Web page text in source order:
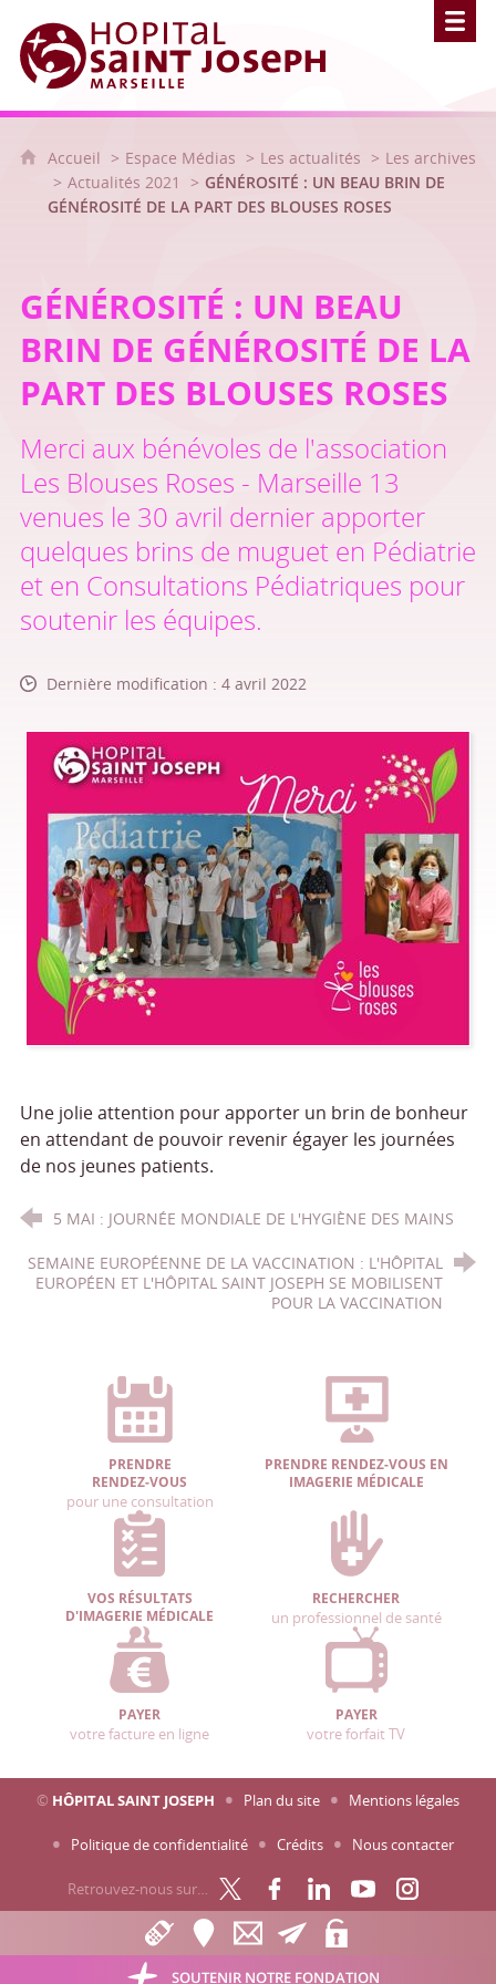
Hôpital Saint Joseph - Marseille
Accueil Espace Médias Les actualités
Les archives
Actualités 2021
GÉNÉROSITÉ : UN BEAU BRIN DE
GÉNÉROSITÉ DE LA PART DES BLOUSES ROSES
GÉNÉROSITÉ : UN BEAU
BRIN DE GÉNÉROSITÉ DE LA
PART DES BLOUSES ROSES
Merci aux bénévoles de l'association
Les Blouses Roses - Marseille 13
venues le 30 avril dernier apporter
quelques brins de muguet en Pédiatrie
et en Consultations Pédiatriques pour
soutenir les équipes.
Dernière modification : 4 avril 2022
Une jolie attention pour apporter un brin de bonheur
en attendant de pouvoir revenir égayer les journées
de nos jeunes patients.
5 MAI : JOURNÉE MONDIALE DE L'HYGIÈNE DES MAINS
SEMAINE EUROPÉENNE DE LA VACCINATION : L'HÔPITAL
EUROPÉEN ET L'HÔPITAL SAINT JOSEPH SE MOBILISENT
POUR LA VACCINATION
PRENDRE
RENDEZ-VOUS
pour une consultation
PRENDRE RENDEZ-VOUS EN
IMAGERIE MÉDICALE
VOS RÉSULTATS
D'IMAGERIE MÉDICALE
RECHERCHER
un professionnel de santé
PAYER
votre facture en ligne
PAYER
votre forfait TV
© HÔPITAL SAINT JOSEPH Plan du site Mentions légales
Politique de confidentialité Crédits Nous contacter
Retrouvez-nous sur…
SOUTENIR NOTRE FONDATION